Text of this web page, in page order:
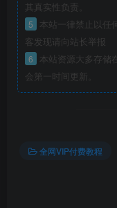
其真实性负责。
5
本站一律禁止以任
客发现请向站长举报
6
本站资源大多存储
会第一时间更新。
全网VIP付费教程